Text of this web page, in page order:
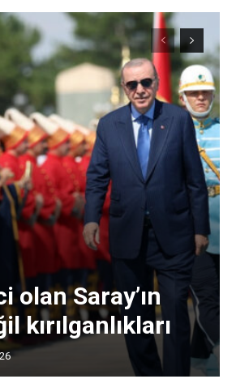
olan Saray’ın
kırılganlıkları